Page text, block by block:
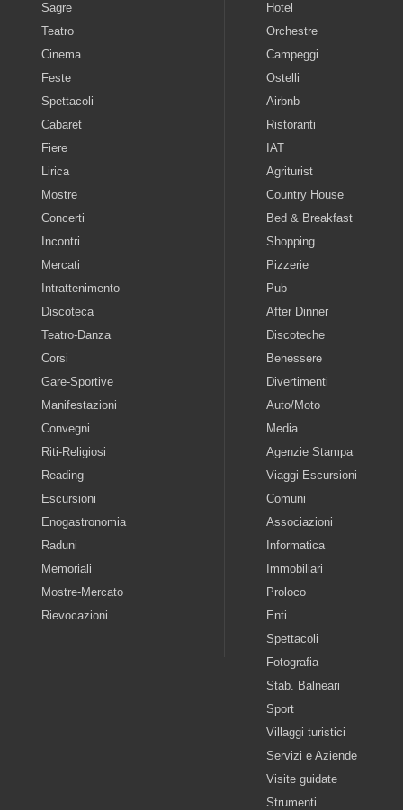
Sagre
Teatro
Cinema
Feste
Spettacoli
Cabaret
Fiere
Lirica
Mostre
Concerti
Incontri
Mercati
Intrattenimento
Discoteca
Teatro-Danza
Corsi
Gare-Sportive
Manifestazioni
Convegni
Riti-Religiosi
Reading
Escursioni
Enogastronomia
Raduni
Memoriali
Mostre-Mercato
Rievocazioni
Hotel
Orchestre
Campeggi
Ostelli
Airbnb
Ristoranti
IAT
Agriturist
Country House
Bed & Breakfast
Shopping
Pizzerie
Pub
After Dinner
Discoteche
Benessere
Divertimenti
Auto/Moto
Media
Agenzie Stampa
Viaggi Escursioni
Comuni
Associazioni
Informatica
Immobiliari
Proloco
Enti
Spettacoli
Fotografia
Stab. Balneari
Sport
Villaggi turistici
Servizi e Aziende
Visite guidate
Strumenti